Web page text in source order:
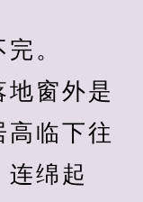
。
窗外是
临下往
连绵起